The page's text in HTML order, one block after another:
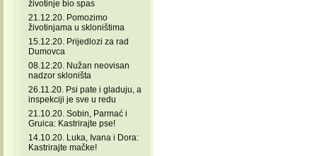
životinje bio spas
21.12.20. Pomozimo
životinjama u skloništima
15.12.20. Prijedlozi za rad
Dumovca
08.12.20. Nužan neovisan
nadzor skloništa
26.11.20. Psi pate i gladuju, a
inspekciji je sve u redu
21.10.20. Sobin, Parmać i
Gruica: Kastrirajte pse!
14.10.20. Luka, Ivana i Dora:
Kastrirajte mačke!